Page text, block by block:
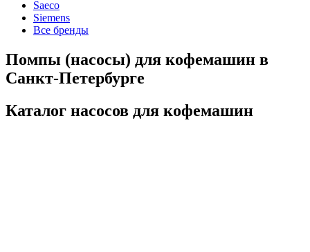
Saeco
Siemens
Все бренды
Помпы (насосы) для кофемашин в
Санкт-Петербурге
Каталог насосов для кофемашин